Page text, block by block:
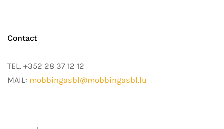
Contact
TEL. +352 28 37 12 12
MAIL: mobbingasbl@mobbingasbl.lu